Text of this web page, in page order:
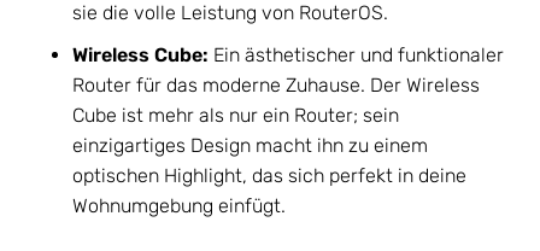
sie die volle Leistung von RouterOS.
Wireless Cube: Ein ästhetischer und funktionaler
Router für das moderne Zuhause. Der Wireless
Cube ist mehr als nur ein Router; sein
einzigartiges Design macht ihn zu einem
optischen Highlight, das sich perfekt in deine
Wohnumgebung einfügt.